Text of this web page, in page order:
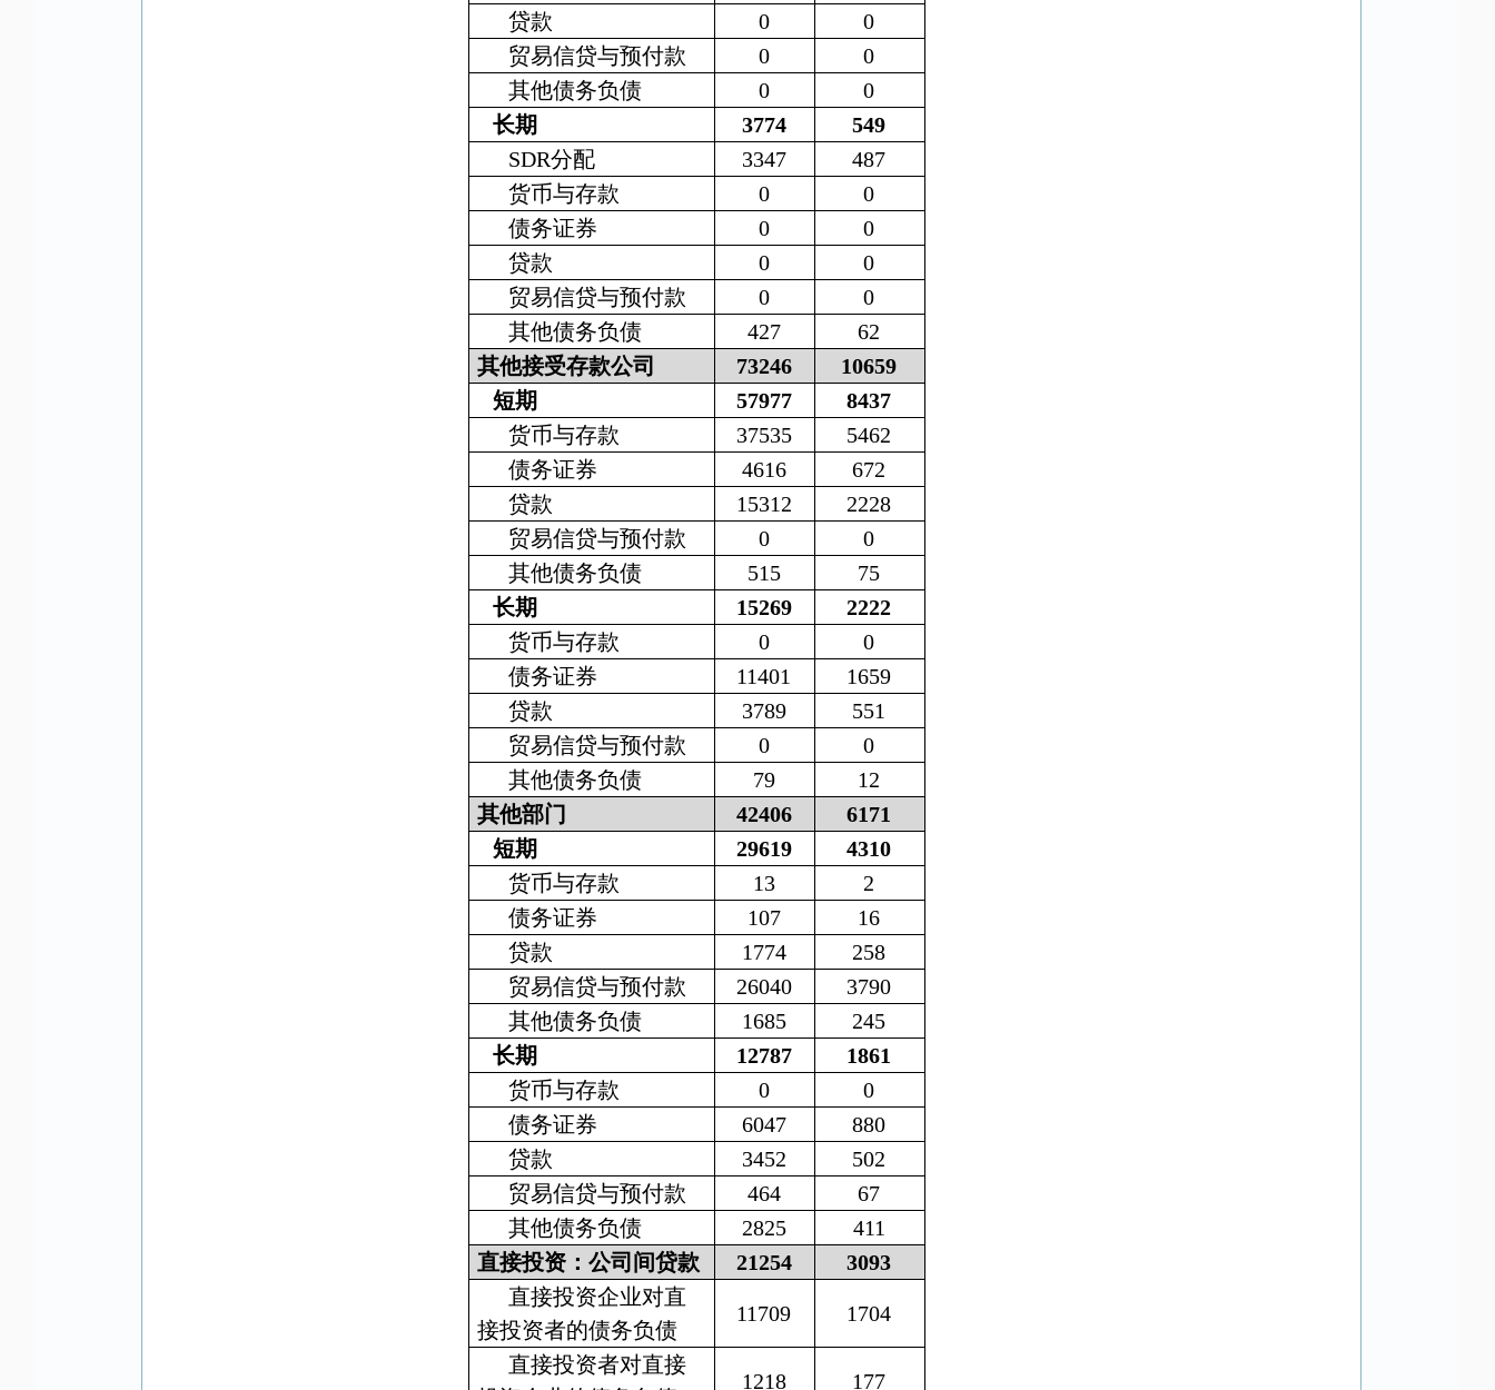
贷款
0
0
贸易信贷与预付款
0
0
其他债务负债
0
0
长期
3774
549
SDR分配 3347
487
货币与存款
0
0
债务证券
0
0
贷款
0
0
贸易信贷与预付款
0
0
其他债务负债
427
62
其他接受存款公司
73246
10659
短期
57977
8437
货币与存款
37535
5462
债务证券
4616
672
贷款
15312
2228
贸易信贷与预付款
0
0
其他债务负债
515
75
长期
15269
2222
货币与存款
0
0
债务证券
11401
1659
贷款
3789
551
贸易信贷与预付款
0
0
其他债务负债
79
12
其他部门
42406
6171
短期
29619
4310
货币与存款
13
2
债务证券
107
16
贷款
1774
258
贸易信贷与预付款
26040
3790
其他债务负债
1685
245
长期
12787
1861
货币与存款
0
0
债务证券
6047
880
贷款
3452
502
贸易信贷与预付款
464
67
其他债务负债
2825
411
直接投资：公司间贷款
21254
3093
直接投资企业对直
接投资者的债务负债
11709 1704
直接投资者对直接
1218 177